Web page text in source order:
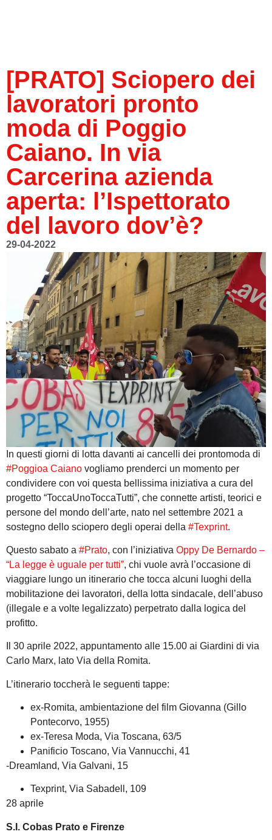
[PRATO] Sciopero dei
lavoratori pronto
moda di Poggio
Caiano. In via
Carcerina azienda
aperta: l’Ispettorato
del lavoro dov’è?
29-04-2022
In questi giorni di lotta davanti ai cancelli dei prontomoda di
#Poggioa Caiano vogliamo prenderci un momento per
condividere con voi questa bellissima iniziativa a cura del
progetto “ToccaUnoToccaTutti”, che connette artisti, teorici e
persone del mondo dell’arte, nato nel settembre 2021 a
sostegno dello sciopero degli operai della #Texprint.
Questo sabato a #Prato, con l’iniziativa Oppy De Bernardo –
“La legge è uguale per tutti”, chi vuole avrà l’occasione di
viaggiare lungo un itinerario che tocca alcuni luoghi della
mobilitazione dei lavoratori, della lotta sindacale, dell’abuso
(illegale e a volte legalizzato) perpetrato dalla logica del
profitto.
Il 30 aprile 2022, appuntamento alle 15.00 ai Giardini di via
Carlo Marx, lato Via della Romita.
L’itinerario toccherà le seguenti tappe:
ex-Romita, ambientazione del film Giovanna (Gillo
Pontecorvo, 1955)
ex-Teresa Moda, Via Toscana, 63/5
Panificio Toscano, Via Vannucchi, 41
-Dreamland, Via Galvani, 15
Texprint, Via Sabadell, 109
28 aprile
S.I. Cobas Prato e Firenze